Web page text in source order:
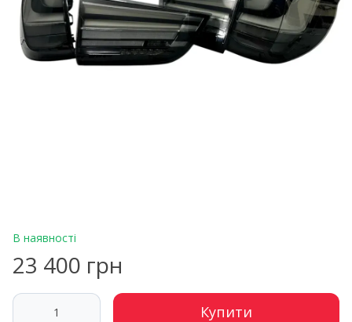
В наявності
23 400 грн
Купити